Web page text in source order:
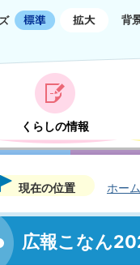
背
くらしの情報
現在の位置 ホーム
広報こなん